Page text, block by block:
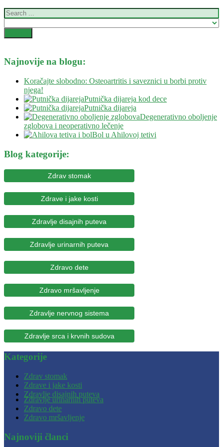
Najnovije na blogu:
Koračajte slobodno: Osteoartritis i saveznici u borbi protiv
njega!
Putnička dijareja kod dece
Putnička dijareja
Degenerativno oboljenje
zglobova i neoperativno lečenje
Bol u Ahilovoj tetivi
Blog kategorije:
Zdrav stomak
Zdrave i jake kosti
Zdravlje disajnih puteva
Zdravlje urinarnih puteva
Zdravo dete
Zdravo mršavljenje
Zdravlje nervnog sistema
Zdravlje srca i krvnih sudova
Kategorije
Zdrav stomak
Zdrave i jake kosti
Zdravlje disajnih puteva
Zdravlje urinarnih puteva
Zdravo dete
Zdravo mršavljenje
Najnoviji članci